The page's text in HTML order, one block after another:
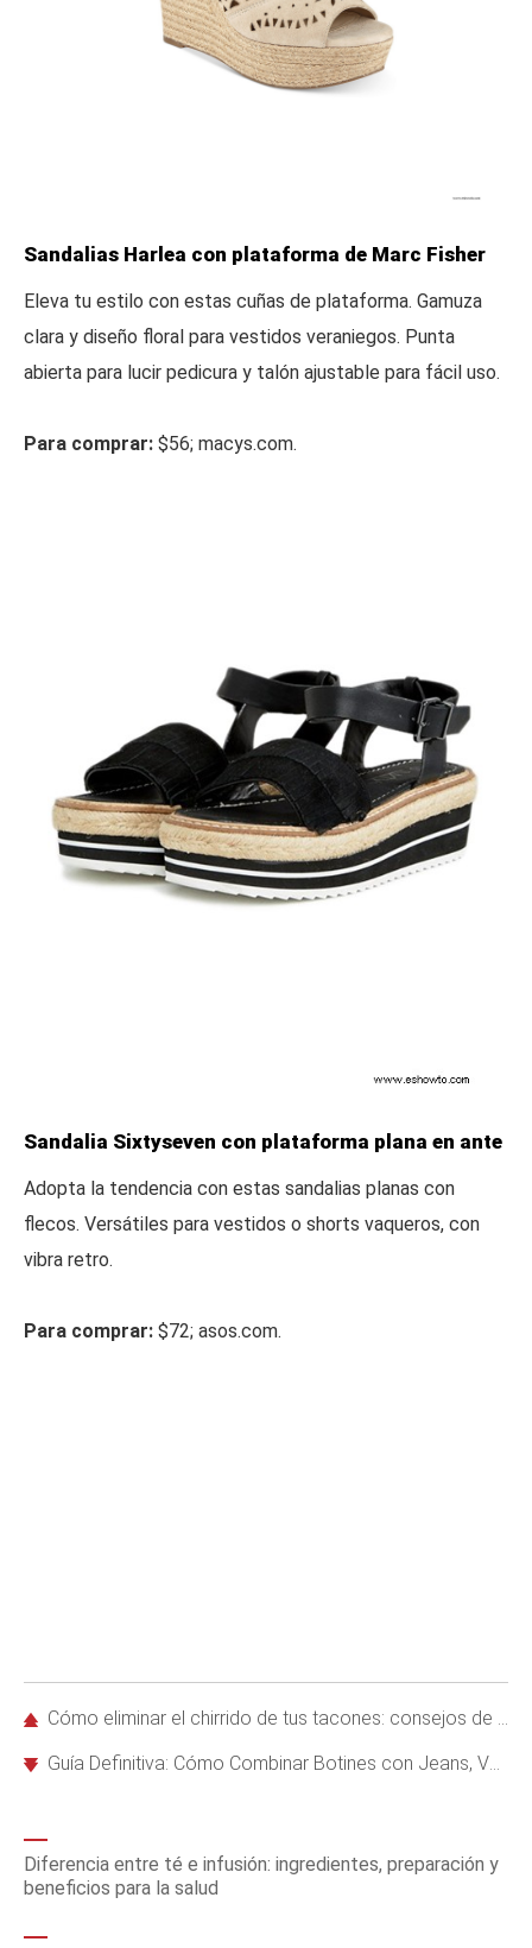
Sandalias Harlea con plataforma de Marc Fisher
Eleva tu estilo con estas cuñas de plataforma. Gamuza
clara y diseño floral para vestidos veraniegos. Punta
abierta para lucir pedicura y talón ajustable para fácil uso.
Para comprar: $56; macys.com.
Sandalia Sixtyseven con plataforma plana en ante
Adopta la tendencia con estas sandalias planas con
flecos. Versátiles para vestidos o shorts vaqueros, con
vibra retro.
Para comprar: $72; asos.com.
Cómo eliminar el chirrido de tus tacones: consejos de la experta Meghan Cleary
Guía Definitiva: Cómo Combinar Botines con Jeans, Vestidos, Faldas y Todo tu Armario
Diferencia entre té e infusión: ingredientes, preparación y
beneficios para la salud